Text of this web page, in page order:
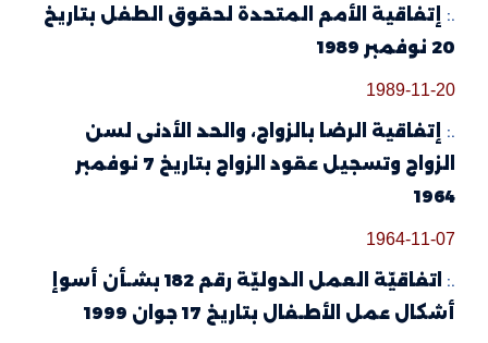
إتفاقية الأمم المتحدة لحقوق الطفل بتاريخ
20 نوفمبر 1989
1989-11-20
إتفاقية الرضا بالزواج، والحد الأدنى لسن
الزواج وتسجيل عقود الزواج بتاريخ 7 نوفمبر
1964
1964-11-07
اتفاقيّة العمل الدوليّة رقم 182 بشـأن أسوإ
أشكال عمل الأطـفال بتاريخ 17 جوان 1999